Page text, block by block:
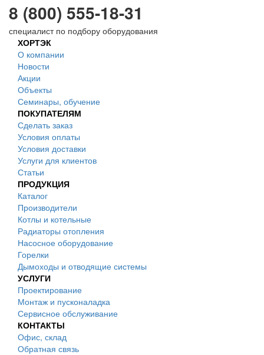
8 (800) 555-18-31
специалист по подбору оборудования
ХОРТЭК
О компании
Новости
Акции
Объекты
Семинары, обучение
ПОКУПАТЕЛЯМ
Сделать заказ
Условия оплаты
Условия доставки
Услуги для клиентов
Статьи
ПРОДУКЦИЯ
Каталог
Производители
Котлы и котельные
Радиаторы отопления
Насосное оборудование
Горелки
Дымоходы и отводящие системы
УСЛУГИ
Проектирование
Монтаж и пусконаладка
Сервисное обслуживание
КОНТАКТЫ
Офис, склад
Обратная связь